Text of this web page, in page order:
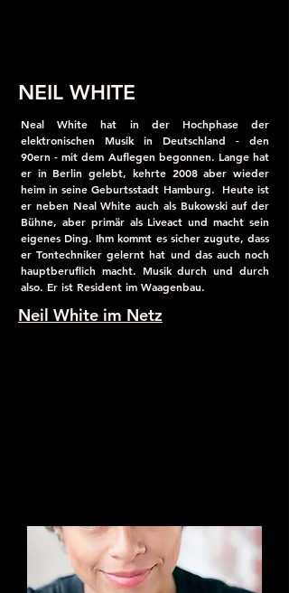
NEIL WHITE
Neal White hat in der Hochphase der
elektronischen Musik in Deutschland - den
90ern - mit dem Auflegen begonnen. Lange hat
er in Berlin gelebt, kehrte 2008 aber wieder
heim in seine Geburtsstadt Hamburg. Heute ist
er neben Neal White auch als Bukowski auf der
Bühne, aber primär als Liveact und macht sein
eigenes Ding. Ihm kommt es sicher zugute, dass
er Tontechniker gelernt hat und das auch noch
hauptberuflich macht. Musik durch und durch
also. Er ist Resident im Waagenbau.
Neil White im Netz